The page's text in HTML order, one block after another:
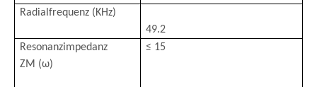
Radialfrequenz (KHz)
49.2
Resonanzimpedanz
ZM (ω)
≤ 15